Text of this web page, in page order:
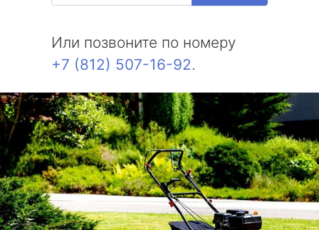
Или позвоните по номеру
+7 (812) 507-16-92.